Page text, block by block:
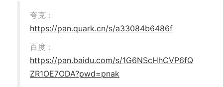
夸克：
https://pan.quark.cn/s/a33084b6486f
百度：
https://pan.baidu.com/s/1G6NScHhCVP6fQ
ZR1OE7ODA?pwd=pnak